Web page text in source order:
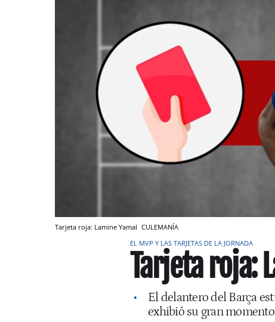
Tarjeta roja: Lamine Yamal CULEMANÍA
EL MVP Y LAS TARJETAS DE LA JORNADA
Tarjeta roja:
El delantero del Barça
exhibió su gran